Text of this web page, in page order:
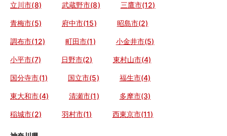
立川市(8) 武蔵野市(8) 三鷹市(12)
青梅市(5) 府中市(15) 昭島市(2)
調布市(12) 町田市(1) 小金井市(5)
小平市(7) 日野市(2) 東村山市(4)
国分寺市(1) 国立市(5) 福生市(4)
東大和市(4) 清瀬市(1) 多摩市(3)
稲城市(2) 羽村市(1) 西東京市(11)